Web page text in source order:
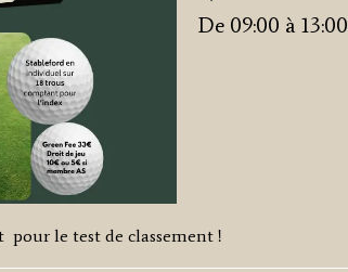
De 09:00 à 13:00
pour le test de classement !